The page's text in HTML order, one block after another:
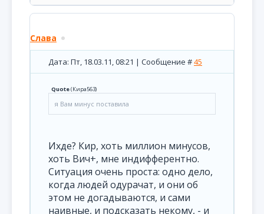
Слава
Дата: Пт, 18.03.11, 08:21 | Сообщение #45
Quote(Кира563)
я Вам минус поставила
Ихде? Кир, хоть миллион минусов,
хоть Вич+, мне индифферентно.
Ситуация очень проста: одно дело,
когда людей одурачат, и они об
этом не догадываются, и сами
наивные, и подсказать некому, - и